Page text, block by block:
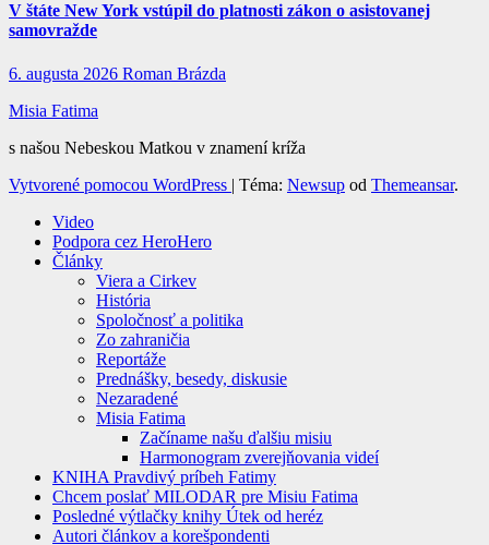
V štáte New York vstúpil do platnosti zákon o asistovanej
samovražde
6. augusta 2026 Roman Brázda
Misia Fatima
s našou Nebeskou Matkou v znamení kríža
Vytvorené pomocou WordPress | Téma: Newsup od Themeansar.
Video
Podpora cez HeroHero
Články
Viera a Cirkev
História
Spoločnosť a politika
Zo zahraničia
Reportáže
Prednášky, besedy, diskusie
Nezaradené
Misia Fatima
Začíname našu ďalšiu misiu
Harmonogram zverejňovania videí
KNIHA Pravdivý príbeh Fatimy
Chcem poslať MILODAR pre Misiu Fatima
Posledné výtlačky knihy Útek od heréz
Autori článkov a korešpondenti